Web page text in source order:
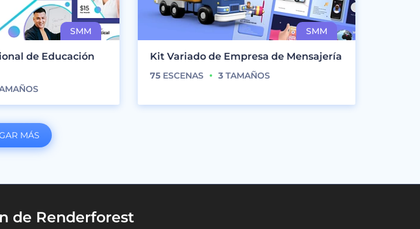
de Educación
Kit Variado de Empresa de Mensajería
75ESCENAS 3TAMAÑOS
MÁS
de Renderforest